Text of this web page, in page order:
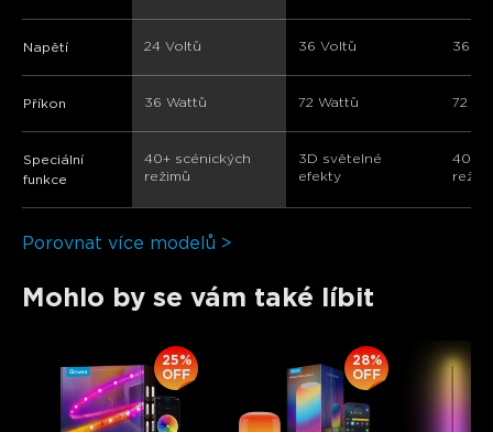
Napětí 24 Voltů 36 Voltů 36
Příkon 36 Wattů 72 Wattů 72
Speciální
funkce
40+ scénických
režimů
3D světelné
efekty
40+
Porovnat více modelů >
Mohlo by se vám také líbit
25%
OFF
28%
OFF